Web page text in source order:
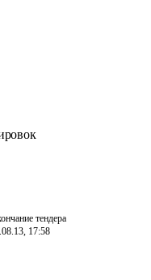
тендера
17:58